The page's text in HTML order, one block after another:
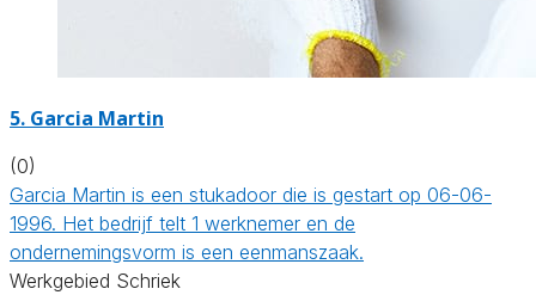
5. Garcia Martin
(0)
Garcia Martin is een stukadoor die is gestart op 06-06-
1996. Het bedrijf telt 1 werknemer en de
ondernemingsvorm is een eenmanszaak.
Werkgebied Schriek